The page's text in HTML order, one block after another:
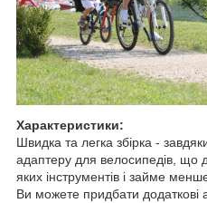
Характеристики:
Швидка та легка збірка -
адаптеру для велосипедів, що
яких інструментів і займе
Ви можете придбати додаткові